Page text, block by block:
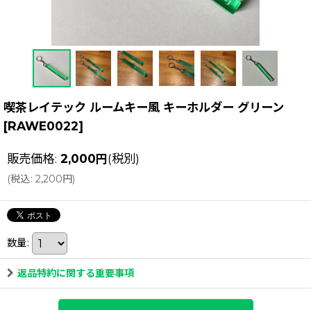
喫茶レイテック ルームキー風 キーホルダー グリーン
[RAWE0022]
販売価格: 2,000円(税別)
(税込: 2,200円)
数量:
返品特約に関する重要事項